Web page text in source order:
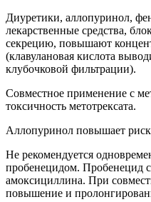
Диуретики, аллопуринол,
лекарственные средства,
секрецию, повышают
(клавулановая кислота
клубочковой фильтрации).
Совместное применение с
токсичность метотрексата.
Аллопуринол повышает
Не рекомендуется
пробенецидом. Пробенецид
амоксициллина. При
повышение и